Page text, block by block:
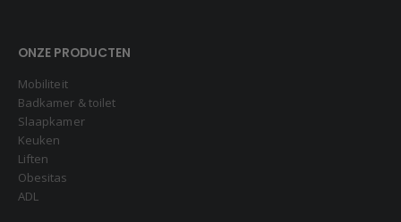
ONZE PRODUCTEN
Mobiliteit
Badkamer & toilet
Slaapkamer
Keuken
Liften
Obesitas
ADL